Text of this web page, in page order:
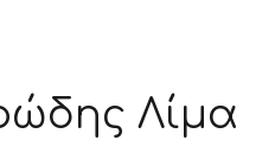
Λίμα